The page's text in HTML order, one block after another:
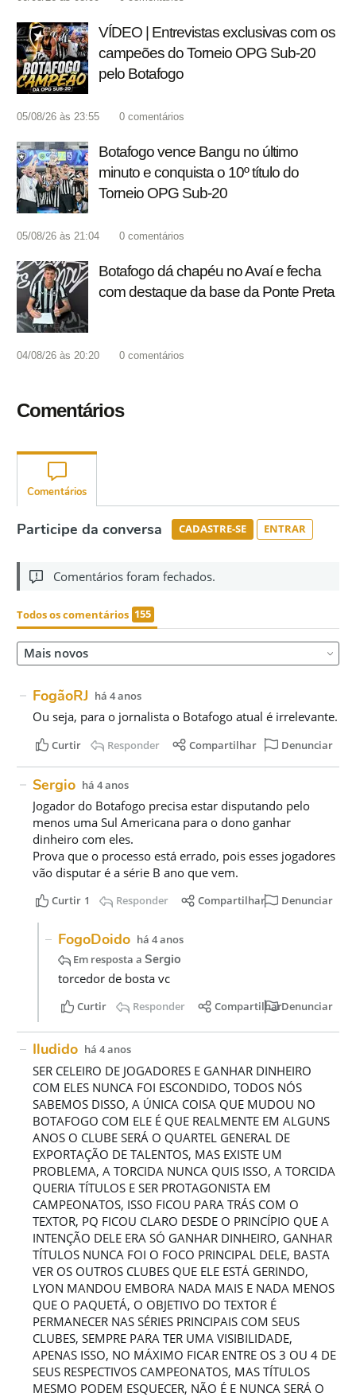
VÍDEO | Entrevistas exclusivas com os
campeões do Torneio OPG Sub-20
pelo Botafogo
05/08/26 às 23:55 0 comentários
Botafogo vence Bangu no último
minuto e conquista o 10º título do
Torneio OPG Sub-20
05/08/26 às 21:04 0 comentários
Botafogo dá chapéu no Avaí e fecha
com destaque da base da Ponte Preta
04/08/26 às 20:20 0 comentários
Comentários